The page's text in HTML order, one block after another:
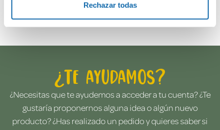
Rechazar todas
Envía tu opinión
¿Te ayudamos?
¿Necesitas que te ayudemos a acceder a tu cuenta? ¿Te
gustaría proponernos alguna idea o algún nuevo
producto? ¿Has realizado un pedido y quieres saber si